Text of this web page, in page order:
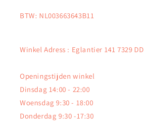
BTW: NL003663643B11
Winkel Adress : Eglantier 141 7329 DD
Openingstijden winkel
Dinsdag 14:00 - 22:00
Woensdag 9:30 - 18:00
Donderdag 9:30 -17:30